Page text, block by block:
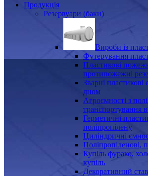
Продукція
Резервуари (баки)
Вироби із
Футерування
Пластикові
протипожежні
Зварні
дном
Агроємності з
транспортування
Герметичні
поліпропілену
Циліндричні
Поліпропіленові,
Купіль фурако,
купіль
Декоративний